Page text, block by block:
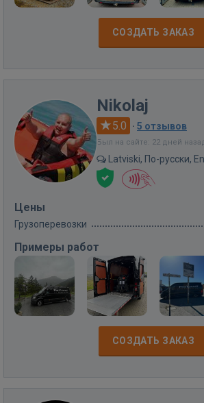
СОЗДАТЬ ЗАКАЗ
Nikolaj
5.0 · 5 отзывов
Был на сайте: 22 дней
Latviski, По-русски,
Цены
Грузоперевозки
Примеры работ
СОЗДАТЬ ЗАКАЗ